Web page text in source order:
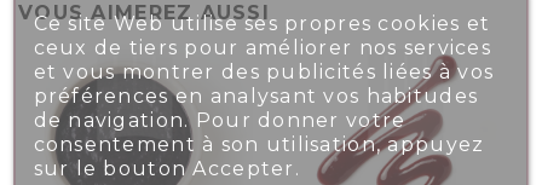
VOUS AIMEREZ AUSSI
Ce site Web utilise ses propres cookies et
ceux de tiers pour améliorer nos services
et vous montrer des publicités liées à vos
préférences en analysant vos habitudes
de navigation. Pour donner votre
consentement à son utilisation, appuyez
sur le bouton Accepter.